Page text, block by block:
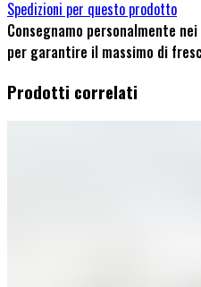
Spedizioni per questo prodotto
Consegnamo personalmente
per garantire il massimo di
Prodotti correlati